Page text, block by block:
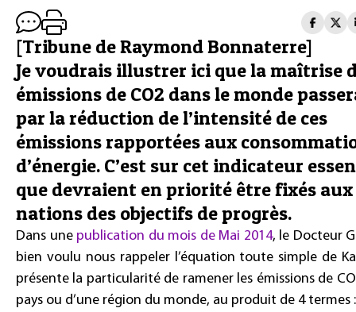
[Tribune de Raymond Bonnaterre]
Je voudrais illustrer ici que la maîtrise
émissions de CO2 dans le monde
par la réduction de l’intensité de ces
émissions rapportées aux
d’énergie. C’est sur cet indicateur
que devraient en priorité être fixés aux
nations des objectifs de progrès.
Dans une publication du mois de Mai 2014, le Docteur
bien voulu nous rappeler l’équation toute simple de
présente la particularité de ramener les émissions de
pays ou d’une région du monde, au produit de 4 termes :